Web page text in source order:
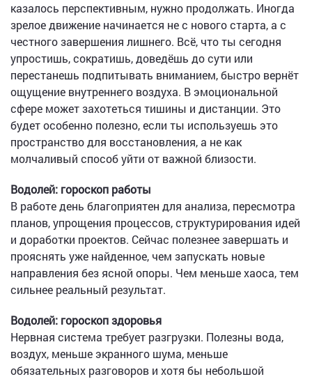
казалось перспективным, нужно продолжать. Иногда
зрелое движение начинается не с нового старта, а с
честного завершения лишнего. Всё, что ты сегодня
упростишь, сократишь, доведёшь до сути или
перестанешь подпитывать вниманием, быстро вернёт
ощущение внутреннего воздуха. В эмоциональной
сфере может захотеться тишины и дистанции. Это
будет особенно полезно, если ты используешь это
пространство для восстановления, а не как
молчаливый способ уйти от важной близости.
Водолей: гороскоп работы
В работе день благоприятен для анализа, пересмотра
планов, упрощения процессов, структурирования идей
и доработки проектов. Сейчас полезнее завершать и
прояснять уже найденное, чем запускать новые
направления без ясной опоры. Чем меньше хаоса, тем
сильнее реальный результат.
Водолей: гороскоп здоровья
Нервная система требует разгрузки. Полезны вода,
воздух, меньше экранного шума, меньше
обязательных разговоров и хотя бы небольшой